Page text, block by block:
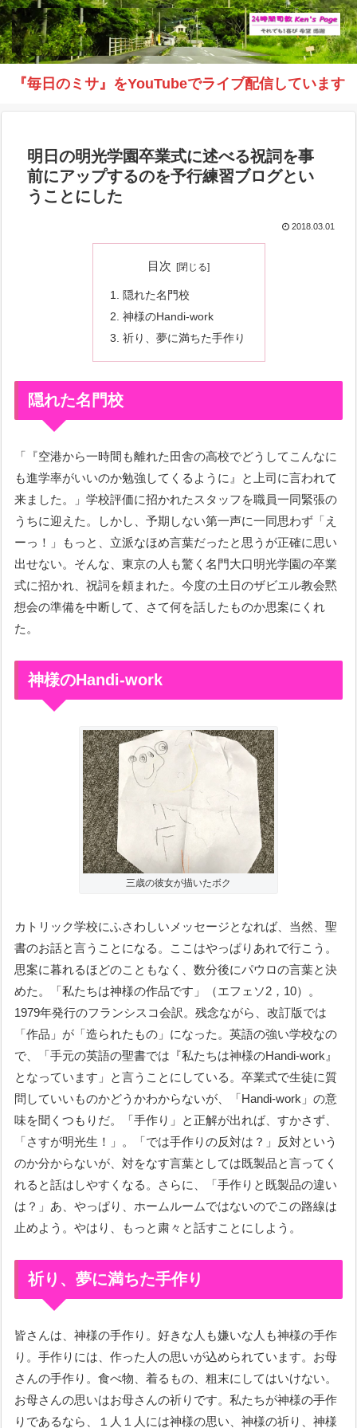
『毎日のミサ』をYouTubeでライブ配信しています
明日の明光学園卒業式に述べる祝詞を事
前にアップするのを予行練習ブログとい
うことにした
2018.03.01
目次
隠れた名門校
神様のHandi-work
祈り、夢に満ちた手作り
隠れた名門校
「『空港から一時間も離れた田舎の高校でどうしてこんなに
も進学率がいいのか勉強してくるように』と上司に言われて
来ました。」学校評価に招かれたスタッフを職員一同緊張の
うちに迎えた。しかし、予期しない第一声に一同思わず「え
ーっ！」もっと、立派なほめ言葉だったと思うが正確に思い
出せない。そんな、東京の人も驚く名門大口明光学園の卒業
式に招かれ、祝詞を頼まれた。今度の土日のザビエル教会黙
想会の準備を中断して、さて何を話したものか思案にくれ
た。
神様のHandi-work
三歳の彼女が描いたボク
カトリック学校にふさわしいメッセージとなれば、当然、聖
書のお話と言うことになる。ここはやっぱりあれで行こう。
思案に暮れるほどのこともなく、数分後にパウロの言葉と決
めた。「私たちは神様の作品です」（エフェソ2，10）。
1979年発行のフランシスコ会訳。残念ながら、改訂版では
「作品」が「造られたもの」になった。英語の強い学校なの
で、「手元の英語の聖書では『私たちは神様のHandi-work』
となっています」と言うことにしている。卒業式で生徒に質
問していいものかどうかわからないが、「Handi-work」の意
味を聞くつもりだ。「手作り」と正解が出れば、すかさず、
「さすが明光生！」。「では手作りの反対は？」反対という
のか分からないが、対をなす言葉としては既製品と言ってく
れると話はしやすくなる。さらに、「手作りと既製品の違い
は？」あ、やっぱり、ホームルームではないのでこの路線は
止めよう。やはり、もっと粛々と話すことにしよう。
祈り、夢に満ちた手作り
皆さんは、神様の手作り。好きな人も嫌いな人も神様の手作
り。手作りには、作った人の思いが込められています。お母
さんの手作り。食べ物、着るもの、粗末にしてはいけない。
お母さんの思いはお母さんの祈りです。私たちが神様の手作
りであるなら、１人１人には神様の思い、神様の祈り、神様